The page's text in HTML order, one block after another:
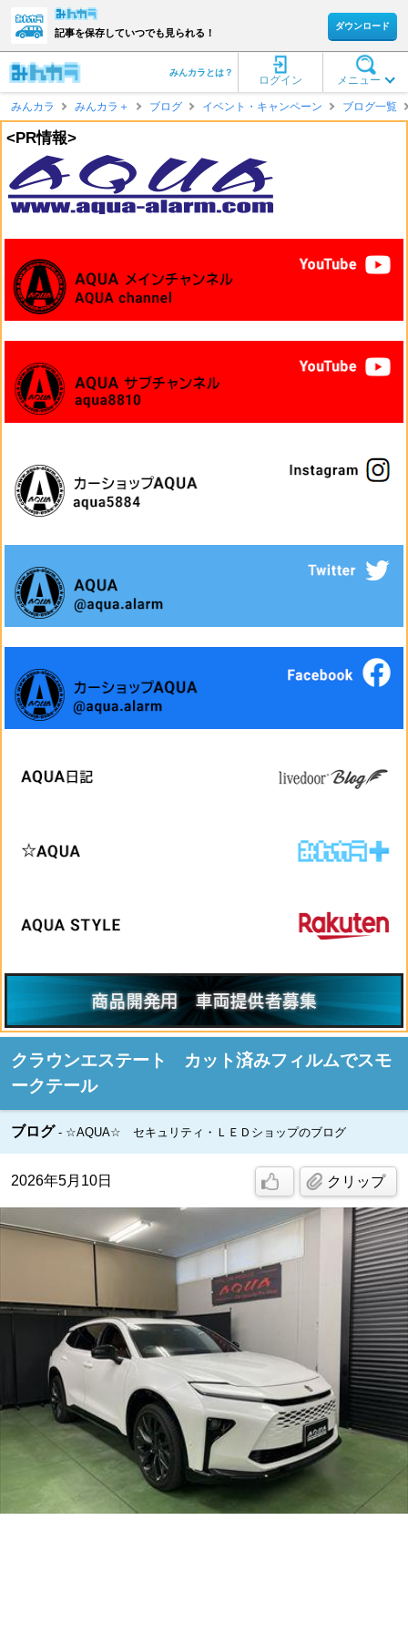
記事を保存していつでも見られる！
ダウンロード
メニュー
ログイン
みんカラとは？
みんカラ みんカラ＋ ブログ イベント・キャンペーン ブログ一覧
<PR情報>
クラウンエステート カット済みフィルムでスモ
ークテール
ブログ ☆AQUA☆ セキュリティ・ＬＥＤショップのブログ
2026年5月10日 クリップ